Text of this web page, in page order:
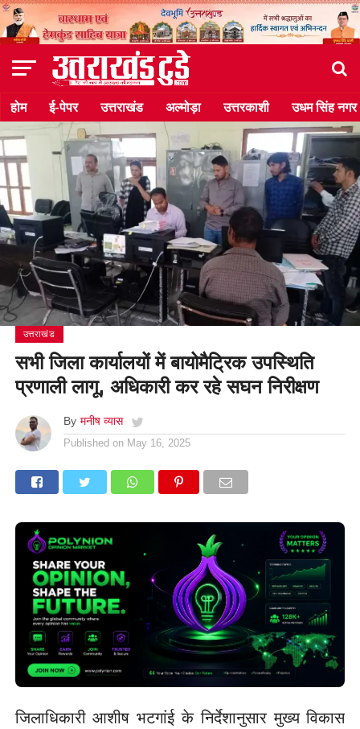
होम ई-पेपर उत्तराखंड अल्मोड़ा उत्तरकाशी उधम सिंह नगर
उत्तराखंड
सभी जिला कार्यालयों में बायोमैट्रिक उपस्थिति
प्रणाली लागू, अधिकारी कर रहे सघन निरीक्षण
By मनीष व्यास
Published on May 16, 2025
जिलाधिकारी आशीष भटगांई के निर्देशानुसार मुख्य विकास